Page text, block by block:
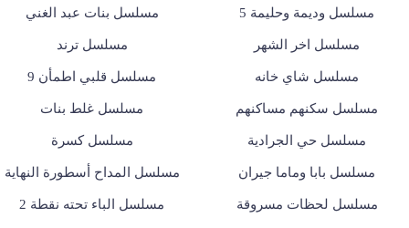
مسلسل وديمة وحليمة 5 مسلسل بنات عبد الغني
مسلسل اخر الشهر مسلسل ترند
مسلسل شاي خانه مسلسل قلبي اطمأن 9
مسلسل سكنهم مساكنهم مسلسل غلط بنات
مسلسل حي الجرادية مسلسل كسرة
مسلسل بابا وماما جيران مسلسل المداح أسطورة النهاية
مسلسل لحظات مسروقة مسلسل الباء تحته نقطة 2